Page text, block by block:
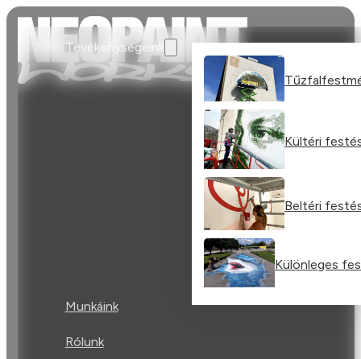
Tevékenységeink
Kültéri
Beltéri
Különleges
Munkáink
Rólunk